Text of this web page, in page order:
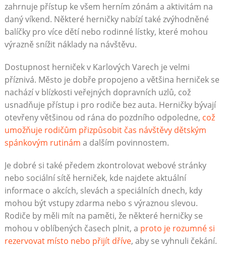
zahrnuje přístup ke všem herním zónám a aktivitám na
daný víkend. Některé herničky nabízí také zvýhodněné
balíčky pro více dětí nebo rodinné lístky, které mohou
výrazně snížit náklady na návštěvu.
Dostupnost herniček v Karlových Varech je velmi
příznivá. Město je dobře propojeno a většina herniček se
nachází v blízkosti veřejných dopravních uzlů, což
usnadňuje přístup i pro rodiče bez auta. Herničky bývají
otevřeny většinou od rána do pozdního odpoledne, což
umožňuje rodičům přizpůsobit čas návštěvy dětským
spánkovým rutinám a dalším povinnostem.
Je dobré si také předem zkontrolovat webové stránky
nebo sociální sítě herniček, kde najdete aktuální
informace o akcích, slevách a speciálních dnech, kdy
mohou být vstupy zdarma nebo s výraznou slevou.
Rodiče by měli mít na paměti, že některé herničky se
mohou v oblíbených časech plnit, a proto je rozumné si
rezervovat místo nebo přijít dříve, aby se vyhnuli čekání.